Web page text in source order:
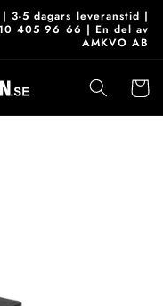
3-5 dagars leveranstid |
405 96 66 | En del av
AMKVO AB